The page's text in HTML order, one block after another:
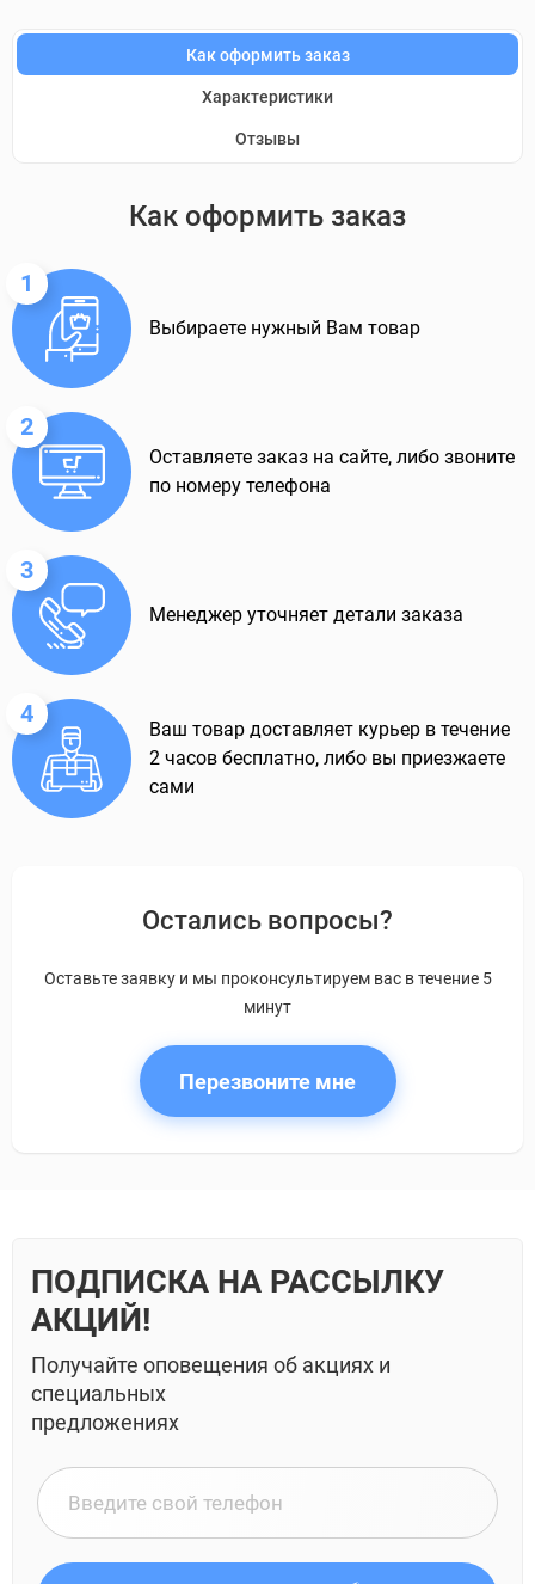
Как оформить заказ
Характеристики
Отзывы
Как оформить заказ
1
Выбираете нужный Вам товар
2
Оставляете заказ на сайте, либо звоните
по номеру телефона
3
Менеджер уточняет детали заказа
4
Ваш товар доставляет курьер в течение
2 часов бесплатно, либо вы приезжаете
сами
Остались вопросы?
Оставьте заявку и мы проконсультируем вас в течение 5
минут
Перезвоните мне
ПОДПИСКА НА РАССЫЛКУ
АКЦИЙ!
Получайте оповещения об акциях и
специальных
предложениях